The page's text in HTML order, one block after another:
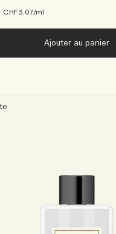
CHF3.07/ml
Ajouter au panier